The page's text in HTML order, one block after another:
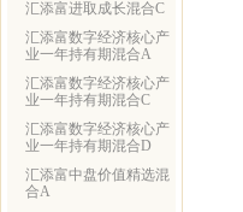
汇添富进取成长混合C
汇添富数字经济核心产
业一年持有期混合A
汇添富数字经济核心产
业一年持有期混合C
汇添富数字经济核心产
业一年持有期混合D
汇添富中盘价值精选混
合A